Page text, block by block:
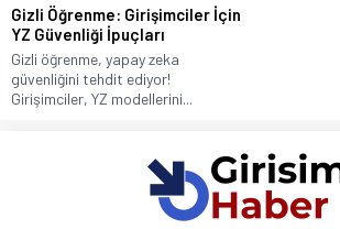
Gizli Öğrenme: Girişimciler İçin
YZ Güvenliği İpuçları
Gizli öğrenme, yapay zeka
güvenliğini tehdit ediyor!
Girişimciler, YZ modellerini...